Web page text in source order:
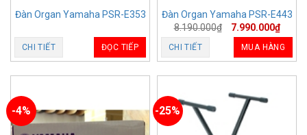
Đàn Organ Yamaha PSR-E353
CHI TIẾT ĐỌC TIẾP
Đàn Organ Yamaha PSR-E443
8.190.000₫ 7.990.000₫
CHI TIẾT MUA HÀNG
-4% -25%